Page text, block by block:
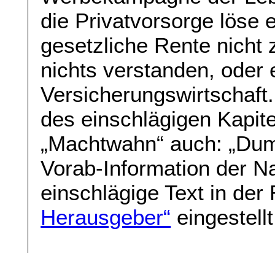
die Privatvorsorge löse
gesetzliche Rente nicht
nichts verstanden, oder
des einschlägigen
„Machtwahn“ auch:
Vorab-Information der
einschlägige Text in
Herausgeber“